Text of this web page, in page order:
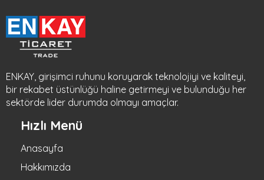
ENKAY, girişimci ruhunu koruyarak teknolojiyi ve kaliteyi,
bir rekabet üstünlüğü haline getirmeyi ve bulunduğu her
sektörde lider durumda olmayı amaçlar.
Hızlı Menü
Anasayfa
Hakkımızda